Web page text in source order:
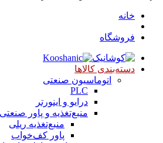
خانه
فروشگاه
دسته‌بندی کالاها
اتوماسیون صنعتی
PLC
درایو و اینورتر
منبع‌تغذیه و پاور صنعتی
منبع‌تغذیه ریلی
پاور کف‌خواب